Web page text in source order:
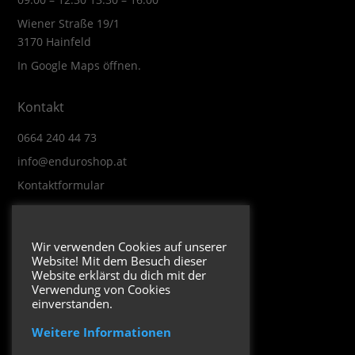
Wiener Straße 19/1
3170 Hainfeld
In Google Maps öffnen.
Kontakt
0664 240 44 73
info@enduroshop.at
Kontaktformular
Impressum
Datenschutzerklärung
Folge uns
Wir verwenden Cookies auf unserer
Website! Mit dem Besuch dieser
Website erklärst du dich mit der
Verwendung von Cookies
einverstanden.
Weitere Informationen